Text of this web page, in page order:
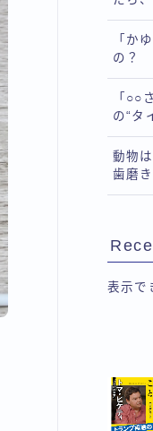
「か
の？
「○○
の“タ
動物
歯磨
表示で